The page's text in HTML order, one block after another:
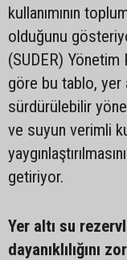
kullanımının
olduğunu
(SUDER) Yönetim
göre bu tablo, yer
sürdürülebilir
ve suyun verimli
getiriyor.
Yer altı su
dayanıklılığını